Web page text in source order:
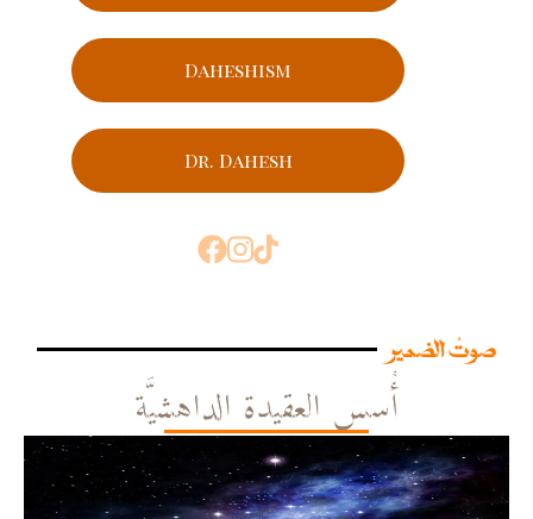
Daheshism
Dr. Dahesh
صوتُ الضمير
أُسس العقيدة الداهشيَّة